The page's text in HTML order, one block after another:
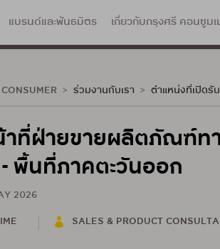
แบรนด์และพันธมิตร เกี่ยวกับกรุงศรี คอนซูม
ร่วมงานกับเรา ตำแหน่งที่เปิดรับ
าที่ฝ่ายขายผลิตภัณฑ์ทา
พื้นที่ภาคตะวันออก
2026
SALES & PRODUCT